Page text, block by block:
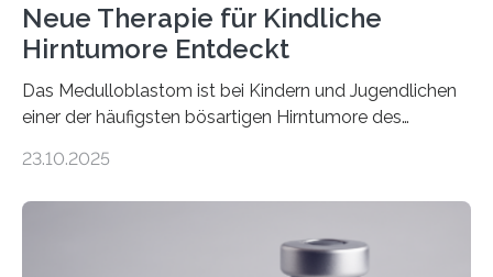
Neue Therapie für Kindliche
Hirntumore Entdeckt
Das Medulloblastom ist bei Kindern und Jugendlichen
einer der häufigsten bösartigen Hirntumore des
Betroffenen können mit heutigen Methoden geheilt
Dringend benötigt werden zielgerichtete Therapien, die
23.10.2025